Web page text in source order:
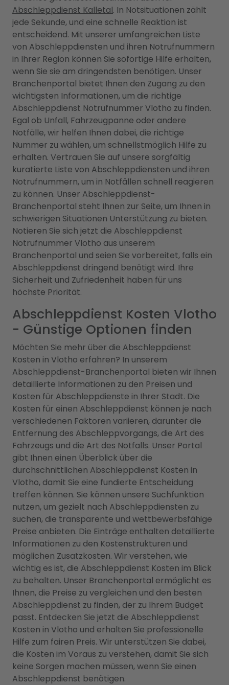
Abschleppdienst Kalletal. In Notsituationen zählt
jede Sekunde, und eine schnelle Reaktion ist
entscheidend. Mit unserer umfangreichen Liste
von Abschleppdiensten und ihren Notrufnummern
in Ihrer Region können Sie sofortige Hilfe erhalten,
wenn Sie sie am dringendsten benötigen. Unser
Branchenportal bietet Ihnen den Zugang zu den
wichtigsten Informationen, um die richtige
Abschleppdienst Notrufnummer Vlotho zu finden.
Egal ob Unfall, Fahrzeugpanne oder andere
Notfälle, wir helfen Ihnen dabei, die richtige
Nummer zu wählen, um schnellstmöglich Hilfe zu
erhalten. Vertrauen Sie auf unsere sorgfältig
kuratierte Liste von Abschleppdiensten und ihren
Notrufnummern, um in Notfällen schnell reagieren
zu können. Unser Abschleppdienst-
Branchenportal steht Ihnen zur Seite, um Ihnen in
schwierigen Situationen Unterstützung zu bieten.
Notieren Sie sich jetzt die Abschleppdienst
Notrufnummer Vlotho aus unserem
Branchenportal und seien Sie vorbereitet, falls ein
Abschleppdienst dringend benötigt wird. Ihre
Sicherheit und Zufriedenheit haben für uns
höchste Priorität.
Abschleppdienst Kosten Vlotho
- Günstige Optionen finden
Möchten Sie mehr über die Abschleppdienst
Kosten in Vlotho erfahren? In unserem
Abschleppdienst-Branchenportal bieten wir Ihnen
detaillierte Informationen zu den Preisen und
Kosten für Abschleppdienste in Ihrer Stadt. Die
Kosten für einen Abschleppdienst können je nach
verschiedenen Faktoren variieren, darunter die
Entfernung des Abschleppvorgangs, die Art des
Fahrzeugs und die Art des Notfalls. Unser Portal
gibt Ihnen einen Überblick über die
durchschnittlichen Abschleppdienst Kosten in
Vlotho, damit Sie eine fundierte Entscheidung
treffen können. Sie können unsere Suchfunktion
nutzen, um gezielt nach Abschleppdiensten zu
suchen, die transparente und wettbewerbsfähige
Preise anbieten. Die Einträge enthalten detaillierte
Informationen zu den Kostenstrukturen und
möglichen Zusatzkosten. Wir verstehen, wie
wichtig es ist, die Abschleppdienst Kosten im Blick
zu behalten. Unser Branchenportal ermöglicht es
Ihnen, die Preise zu vergleichen und den besten
Abschleppdienst zu finden, der zu Ihrem Budget
passt. Entdecken Sie jetzt die Abschleppdienst
Kosten in Vlotho und erhalten Sie professionelle
Hilfe zum fairen Preis. Wir unterstützen Sie dabei,
die Kosten im Voraus zu verstehen, damit Sie sich
keine Sorgen machen müssen, wenn Sie einen
Abschleppdienst benötigen.